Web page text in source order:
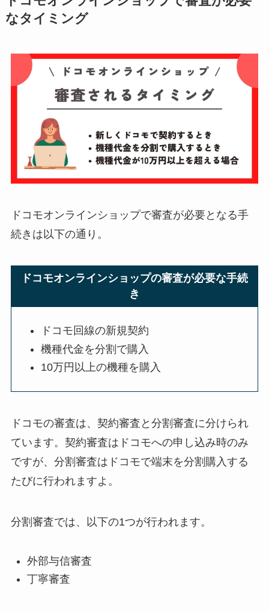
なタイミング
ドコモオンラインショップで審査が必要となる手
続きは以下の通り。
ドコモオンラインショップの審査が必要な手続
き
ドコモ回線の新規契約
機種代金を分割で購入
10万円以上の機種を購入
ドコモの審査は、契約審査と分割審査に分けられ
ています。契約審査はドコモへの申し込み時のみ
ですが、分割審査はドコモで端末を分割購入する
たびに行われますよ。
分割審査では、以下の1つが行われます。
外部与信審査
丁寧審査